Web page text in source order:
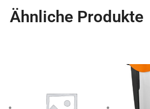
Ähnliche Produkte